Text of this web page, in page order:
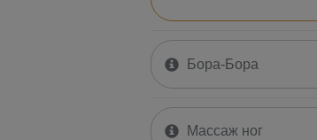
Бора-Бора
Массаж ног